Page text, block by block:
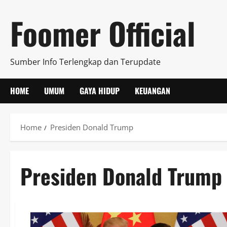
content
Foomer Official
Sumber Info Terlengkap dan Terupdate
HOME UMUM GAYA HIDUP KEUANGAN
Home Presiden Donald Trump
Presiden Donald Trump